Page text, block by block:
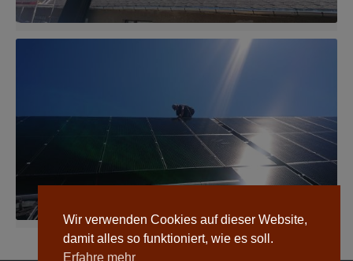
Wir verwenden Cookies auf dieser Website,
damit alles so funktioniert, wie es soll.
Erfahre mehr